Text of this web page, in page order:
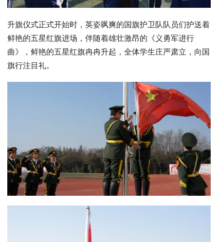
升旗仪式正式开始时，英姿飒爽的国旗护卫队队员们护送着
鲜艳的五星红旗进场，伴随着雄壮激昂的《义勇军进行
曲》，鲜艳的五星红旗冉冉升起，全体学生庄严肃立，向国
旗行注目礼。